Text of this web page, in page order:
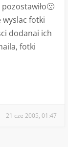
fotki
dodanai ich
fotki
21 cze 2005, 01:47